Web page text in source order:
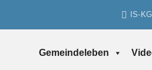
IS-
Gemeindeleben